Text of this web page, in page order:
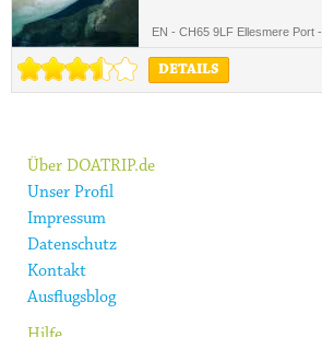
EN - CH65 9LF Ellesmere Port -
DETAILS
Über DOATRIP.de
Unser Profil
Impressum
Datenschutz
Kontakt
Ausflugsblog